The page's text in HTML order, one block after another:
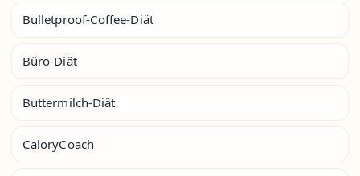
Bulletproof-Coffee-Diät
Büro-Diät
Buttermilch-Diät
CaloryCoach